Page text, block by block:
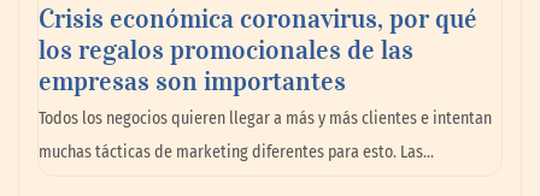
La llanta más cara puede ser la que menos
cuesta: Michelin lo demuestra ante notario
público
Crisis económica coronavirus, por qué
los regalos promocionales de las
empresas son importantes
Todos los negocios quieren llegar a más y más clientes e intentan
muchas tácticas de marketing diferentes para esto. Las…